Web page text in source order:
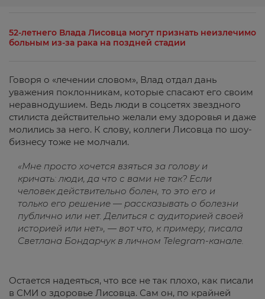
52-летнего Влада Лисовца могут признать неизлечимо
больным из-за рака на поздней стадии
Говоря о «лечении словом», Влад отдал дань
уважения поклонникам, которые спасают его своим
неравнодушием. Ведь люди в соцсетях звездного
стилиста действительно желали ему здоровья и даже
молились за него. К слову, коллеги Лисовца по шоу-
бизнесу тоже не молчали.
«Мне просто хочется взяться за голову и
кричать: люди, да что с вами не так? Если
человек действительно болен, то это его и
только его решение — рассказывать о болезни
публично или нет. Делиться с аудиторией своей
историей или нет», — вот что, к примеру, писала
Светлана Бондарчук в личном Telegram-канале.
Остается надеяться, что все не так плохо, как писали
в СМИ о здоровье Лисовца. Сам он, по крайней